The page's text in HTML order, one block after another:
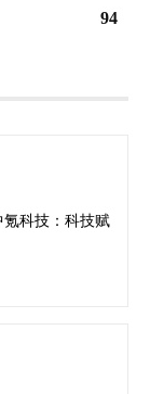
94
科技：科技赋